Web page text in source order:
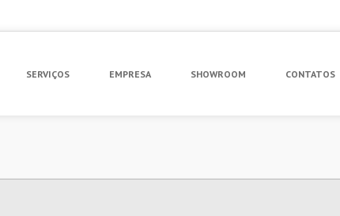
SERVIÇOS EMPRESA SHOWROOM CONTATOS